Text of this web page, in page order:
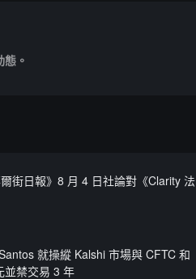
。
街日報》8 月 4 日社論對《Clarity 法
就操縱 Kalshi 市場與 CFTC 和
並禁交易 3 年